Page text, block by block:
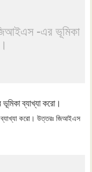
-এর ভূমিকা
ব্যাখ্যা করো।
ব্যাখ্যা করো। উত্তরঃ জিআইএস